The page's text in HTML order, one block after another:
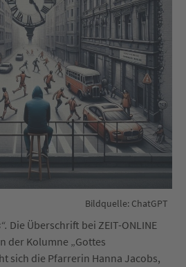
Bildquelle: ChatGPT
Die Überschrift bei ZEIT-ONLINE
der Kolumne „Gottes
sich die Pfarrerin Hanna Jacobs,